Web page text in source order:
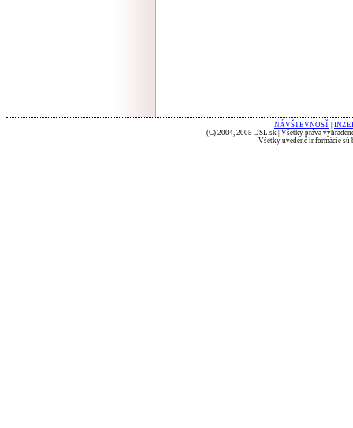
NÁVŠTEVNOSŤ
(C) 2004, 2005 DSL.sk | Všetky práva
Všetky uvedené informácie sú